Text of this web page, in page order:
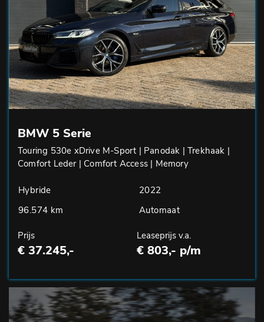
BMW 5 Serie
Touring 530e xDrive M-Sport | Panodak | Trekhaak |
Comfort Leder | Comfort Access | Memory
Hybride
2022
96.574 km
Automaat
Prijs
€ 37.245,-
Leaseprijs v.a.
€ 803,- p/m